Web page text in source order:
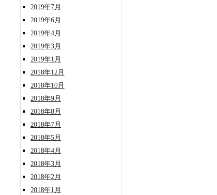
2019年7月
2019年6月
2019年4月
2019年3月
2019年1月
2018年12月
2018年10月
2018年9月
2018年8月
2018年7月
2018年5月
2018年4月
2018年3月
2018年2月
2018年1月